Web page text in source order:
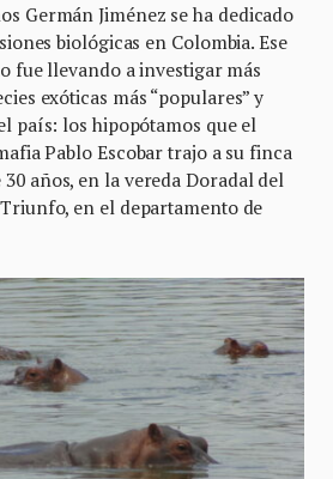
Germán Jiménez se ha dedicado
biológicas en Colombia. Ese
fue llevando a investigar más
exóticas más “populares” y
país: los hipopótamos que el
Pablo Escobar trajo a su finca
30 años, en la vereda Doradal del
en el departamento de